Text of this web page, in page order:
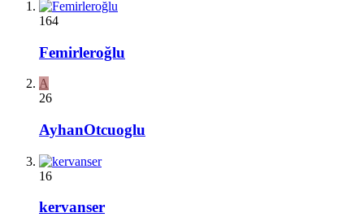
164
Femirleroğlu
A
26
AyhanOtcuoglu
16
kervanser